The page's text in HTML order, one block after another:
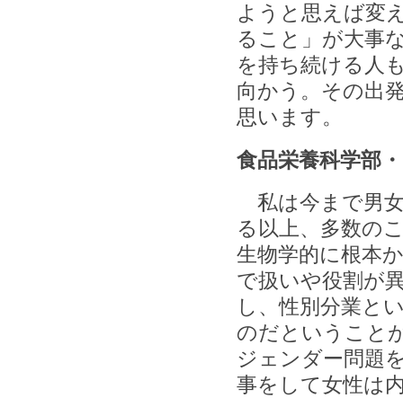
ようと思えば変
ること」が大事
を持ち続ける人
向かう。その出
思います。
食品栄養科学部
私は今まで男
る以上、多数の
生物学的に根本
で扱いや役割が
し、性別分業と
のだということ
ジェンダー問題
事をして女性は